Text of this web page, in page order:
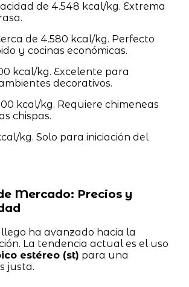
de 4.548 kcal/kg. Extrema
de 4.580 kcal/kg. Perfecto
y cocinas económicas.
kcal/kg. Excelente para
decorativos.
kcal/kg. Requiere chimeneas
chispas.
kg. Solo para iniciación del
Mercado: Precios y
ha avanzado hacia la
La tendencia actual es el uso
estéreo (st) para una
justa.